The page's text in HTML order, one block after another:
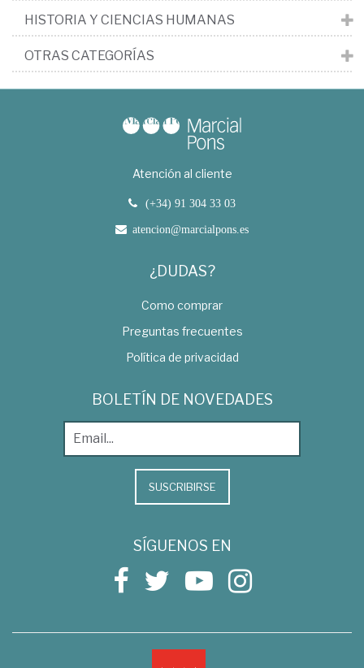
HISTORIA Y CIENCIAS HUMANAS
OTRAS CATEGORÍAS
Atención al cliente
(+34) 91 304 33 03
atencion@marcialpons.es
¿DUDAS?
Como comprar
Preguntas frecuentes
Política de privacidad
BOLETÍN DE NOVEDADES
SUSCRIBIRSE
SÍGUENOS EN